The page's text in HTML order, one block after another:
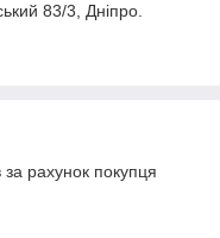
83/3, Дніпро.
рахунок покупця